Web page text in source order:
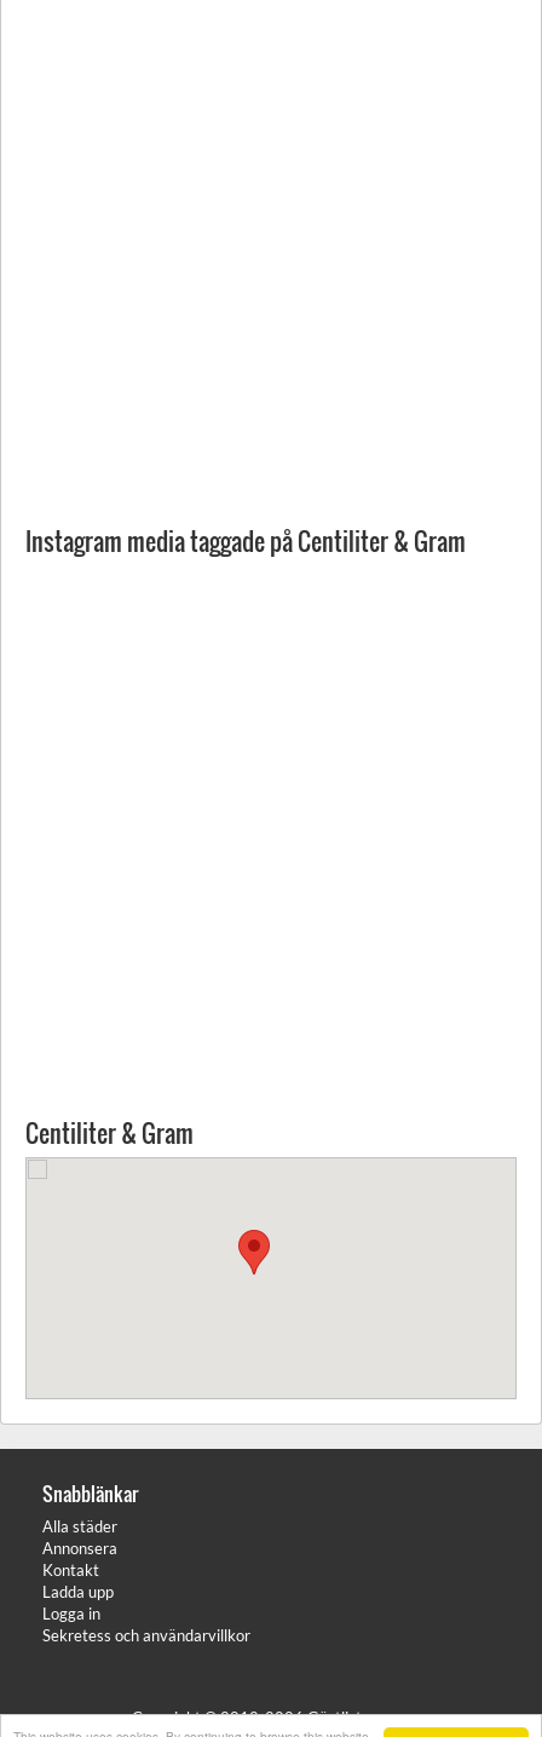
Instagram media taggade på Centiliter & Gram
Centiliter & Gram
Snabblänkar
Alla städer
Annonsera
Kontakt
Ladda upp
Logga in
Sekretess och användarvillkor
Copyright © 2012-2026 Gästlistan.com